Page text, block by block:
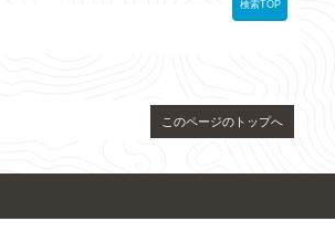
検索TOP
このページのトップへ